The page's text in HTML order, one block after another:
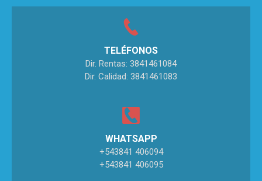
TELÉFONOS
Dir. Rentas: 3841461084
Dir. Calidad: 3841461083
WHATSAPP
+543841 406094
+543841 406095